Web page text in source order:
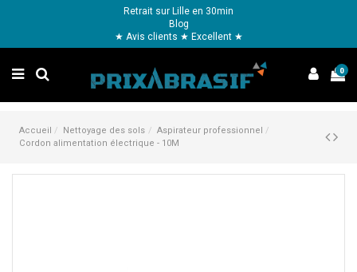
Retrait sur Lille en 30min
Blog
★ Avis clients ★ Excellent ★
0
Accueil Nettoyage des sols
Aspirateur professionnel
Cordon alimentation électrique - 10M